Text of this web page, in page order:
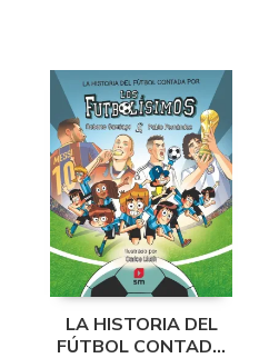
LA HISTORIA DEL
FÚTBOL CONTADA